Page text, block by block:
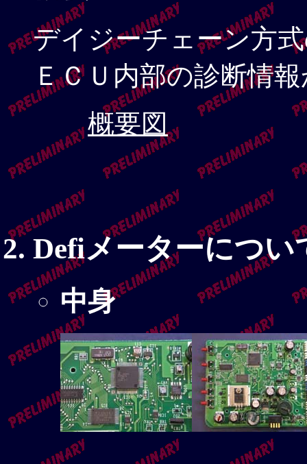
デイジーチェーン方
ＥＣＵ内部の診断情
概要図
Defiメーターについ
中身